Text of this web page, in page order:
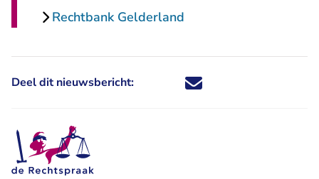
Rechtbank Gelderland
Deel dit nieuwsbericht: Deel dit nieuwsbericht via X -
Deel dit nieuwsbericht via
Deel dit nieuwsbericht
Deel dit